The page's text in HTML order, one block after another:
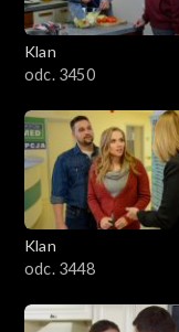
Klan
odc. 3450
Klan
odc. 3448